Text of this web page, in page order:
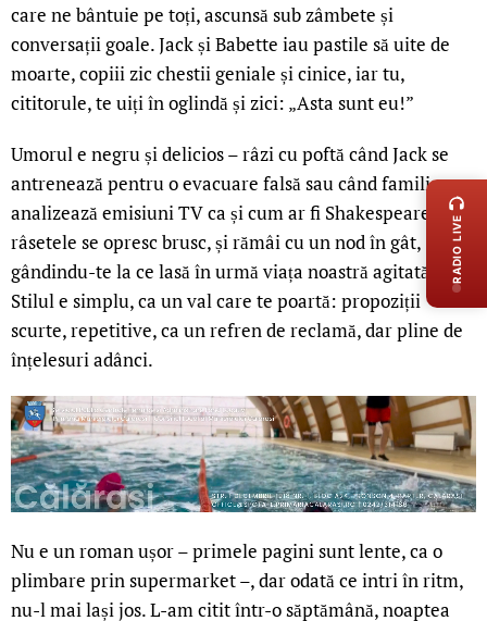
care ne bântuie pe toți, ascunsă sub zâmbete și
conversații goale. Jack și Babette iau pastile să uite de
moarte, copiii zic chestii geniale și cinice, iar tu,
cititorule, te uiți în oglindă și zici: „Asta sunt eu!”
Umorul e negru și delicios – râzi cu poftă când Jack se
antrenează pentru o evacuare falsă sau când familia
analizează emisiuni TV ca și cum ar fi Shakespeare. Dar
râsetele se opresc brusc, și rămâi cu un nod în gât,
gândindu-te la ce lasă în urmă viața noastră agitată.
Stilul e simplu, ca un val care te poartă: propoziții
scurte, repetitive, ca un refren de reclamă, dar pline de
înțelesuri adânci.
Nu e un roman ușor – primele pagini sunt lente, ca o
plimbare prin supermarket –, dar odată ce intri în ritm,
nu-l mai lași jos. L-am citit într-o săptămână, noaptea
RADIO LIVE